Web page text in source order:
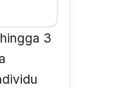
3